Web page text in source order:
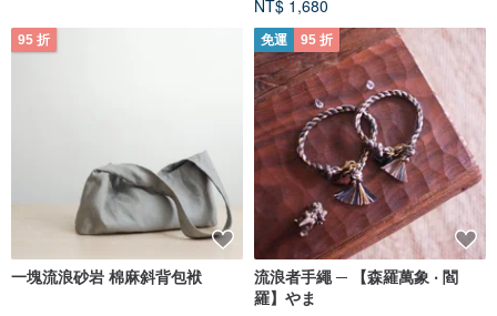
NT$ 1,680
95 折
一塊流浪砂岩 棉麻斜背包袱
免運 95 折
流浪者手繩 ─ 【森羅萬象 ‧ 閻
羅】やま